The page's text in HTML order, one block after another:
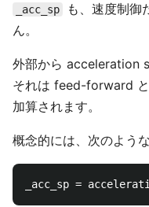
_acc_sp
も、速度制御
ん。
外部から acceleration
それは feed-forward
加算されます。
概念的には、次のよう